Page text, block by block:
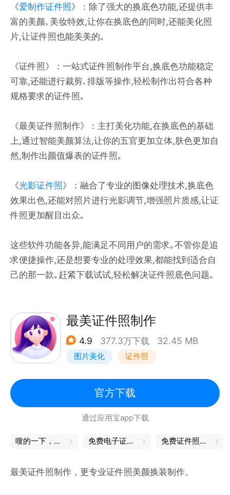
《爱制作证件照》：除了强大的换底色功能,还提供丰
富的美颜､美妆特效,让你在换底色的同时,还能美化照
片,让证件照也能美美的｡
《证件照》：一站式证件照制作平台,换底色功能稳定
可靠,还能进行裁剪､排版等操作,轻松制作出符合各种
规格要求的证件照｡
《最美证件照制作》：主打美化功能,在换底色的基础
上,通过智能美颜算法,让你的五官更加立体,肤色更加自
然,制作出颜值爆表的证件照｡
《光影证件照》：融合了专业的图像处理技术,换底色
效果出色,还能对照片进行光影调节,增强照片质感,让证
件照更加醒目出众｡
这些软件功能各异,能满足不同用户的需求｡不管你是追
求便捷操作,还是想要专业的处理效果,都能找到适合自
己的那一款｡赶紧下载试试,轻松解决证件照底色问题｡
最美证件照制作
4.9 377.3万下载 32.45 MB
图片美化 证件照
官方下载
通过应用宝app下载
嗖的一下，就变美了 免费电子证件照 免费证件照软件
最美证件照制作，更专业证件照美颜换装制作。